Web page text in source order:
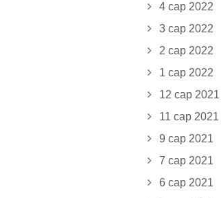
4 сар 2022
3 сар 2022
2 сар 2022
1 сар 2022
12 сар 2021
11 сар 2021
9 сар 2021
7 сар 2021
6 сар 2021